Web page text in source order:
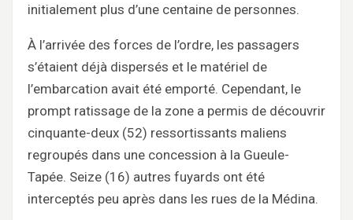
initialement plus d’une centaine de personnes.
À l’arrivée des forces de l’ordre, les passagers
s’étaient déjà dispersés et le matériel de
l’embarcation avait été emporté. Cependant, le
prompt ratissage de la zone a permis de découvrir
cinquante-deux (52) ressortissants maliens
regroupés dans une concession à la Gueule-
Tapée. Seize (16) autres fuyards ont été
interceptés peu après dans les rues de la Médina.